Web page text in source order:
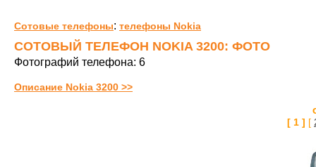
Сотовые телефоны: телефоны Nokia
СОТОВЫЙ ТЕЛЕФОН NOKIA 3200: ФОТО
Фотографий телефона: 6
Описание Nokia 3200 >>
[ 1 ] [